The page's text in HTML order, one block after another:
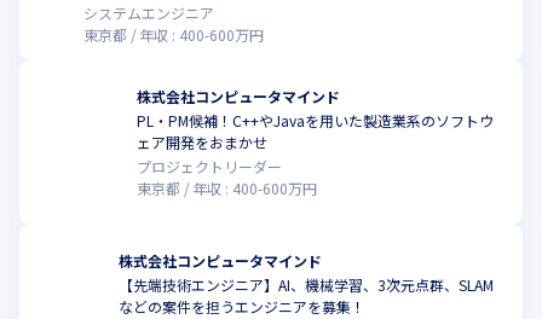
システムエンジニア
東京都
年収 : 400-600万円
株式会社コンピュータマインド
PL・PM候補！C++やJavaを用いた製造業系のソフトウ
ェア開発をおまかせ
プロジェクトリーダー
東京都
年収 : 400-600万円
株式会社コンピュータマインド
【先端技術エンジニア】AI、機械学習、3次元点群、SLAM
などの案件を担うエンジニアを募集！